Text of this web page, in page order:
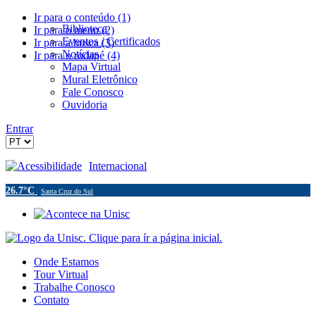
Ir para o conteúdo (1)
Ir para o menu (2)
Ir para a busca (3)
Ir para o rodapé (4)
Biblioteca
Eventos / Certificados
Notícias
Mapa Virtual
Mural Eletrônico
Fale Conosco
Ouvidoria
Entrar
Acessibilidade Internacional
26.7°C Santa Cruz do Sul
Onde Estamos
Tour Virtual
Trabalhe Conosco
Contato